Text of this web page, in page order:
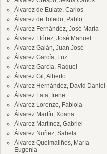
Álvarez de Eulate, Carlos
Álvarez de Toledo, Pablo
Álvarez Fernández, José María
Álvarez Flórez, José Manuel
Álvarez Galán, Juan José
Álvarez García, Luz
Álvarez García, Raquel
Álvarez Gil, Alberto
Álvarez Hernández, David Daniel
Álvarez Lata, Irene
Álvarez Lorenzo, Fabiola
Álvarez Martín, Xoana
Álvarez Martínez, Gabriel
Álvarez Nuñez, Sabela
Álvarez Queimaliños, María
Eugenia